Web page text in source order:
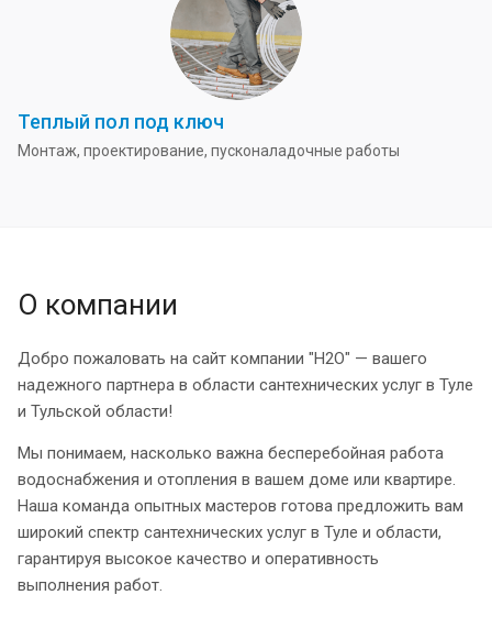
Теплый пол под ключ
Монтаж, проектирование, пусконаладочные работы
О компании
Добро пожаловать на сайт компании "H2O" — вашего
надежного партнера в области сантехнических услуг в Туле
и Тульской области!
Мы понимаем, насколько важна бесперебойная работа
водоснабжения и отопления в вашем доме или квартире.
Наша команда опытных мастеров готова предложить вам
широкий спектр сантехнических услуг в Туле и области,
гарантируя высокое качество и оперативность
выполнения работ.